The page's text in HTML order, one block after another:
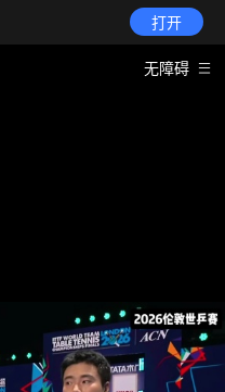
打开
无障碍